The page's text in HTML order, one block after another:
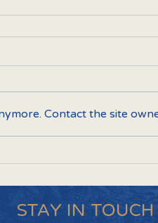
Contact the site
STAY IN TOUCH